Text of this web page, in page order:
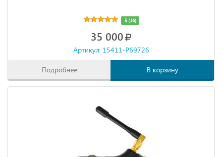
5 (16)
35 000
Артикул: 15411-P69726
Подробнее В корзину